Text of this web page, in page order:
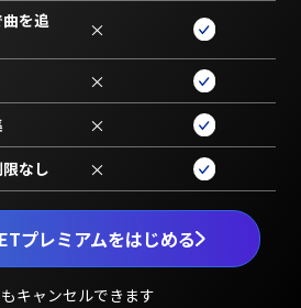
プレミアムをはじめる
キャンセルできます
を追
×
×
×
なし ×